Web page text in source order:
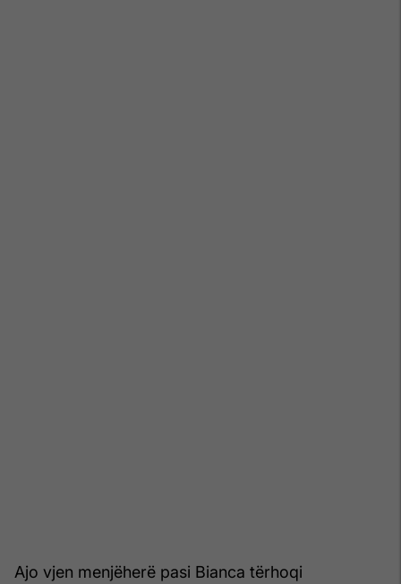
Ajo vjen menjëherë pasi Bianca tërhoqi